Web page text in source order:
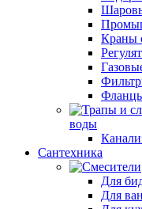
Краны
воды
Сантехника
Для
Для